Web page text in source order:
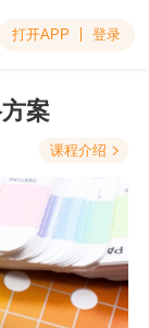
打开APP 登录
案
课程介绍 